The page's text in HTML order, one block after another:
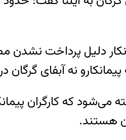
دلیل پرداخت
پیمانکارو نه آبفای
می‌شود که کارگران
هستند.